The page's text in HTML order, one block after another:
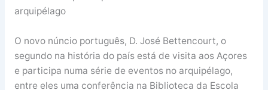
arquipélago
O novo núncio português, D. José Bettencourt, o
segundo na história do país está de visita aos Açores
e participa numa série de eventos no arquipélago,
entre eles uma conferência na Biblioteca da Escola